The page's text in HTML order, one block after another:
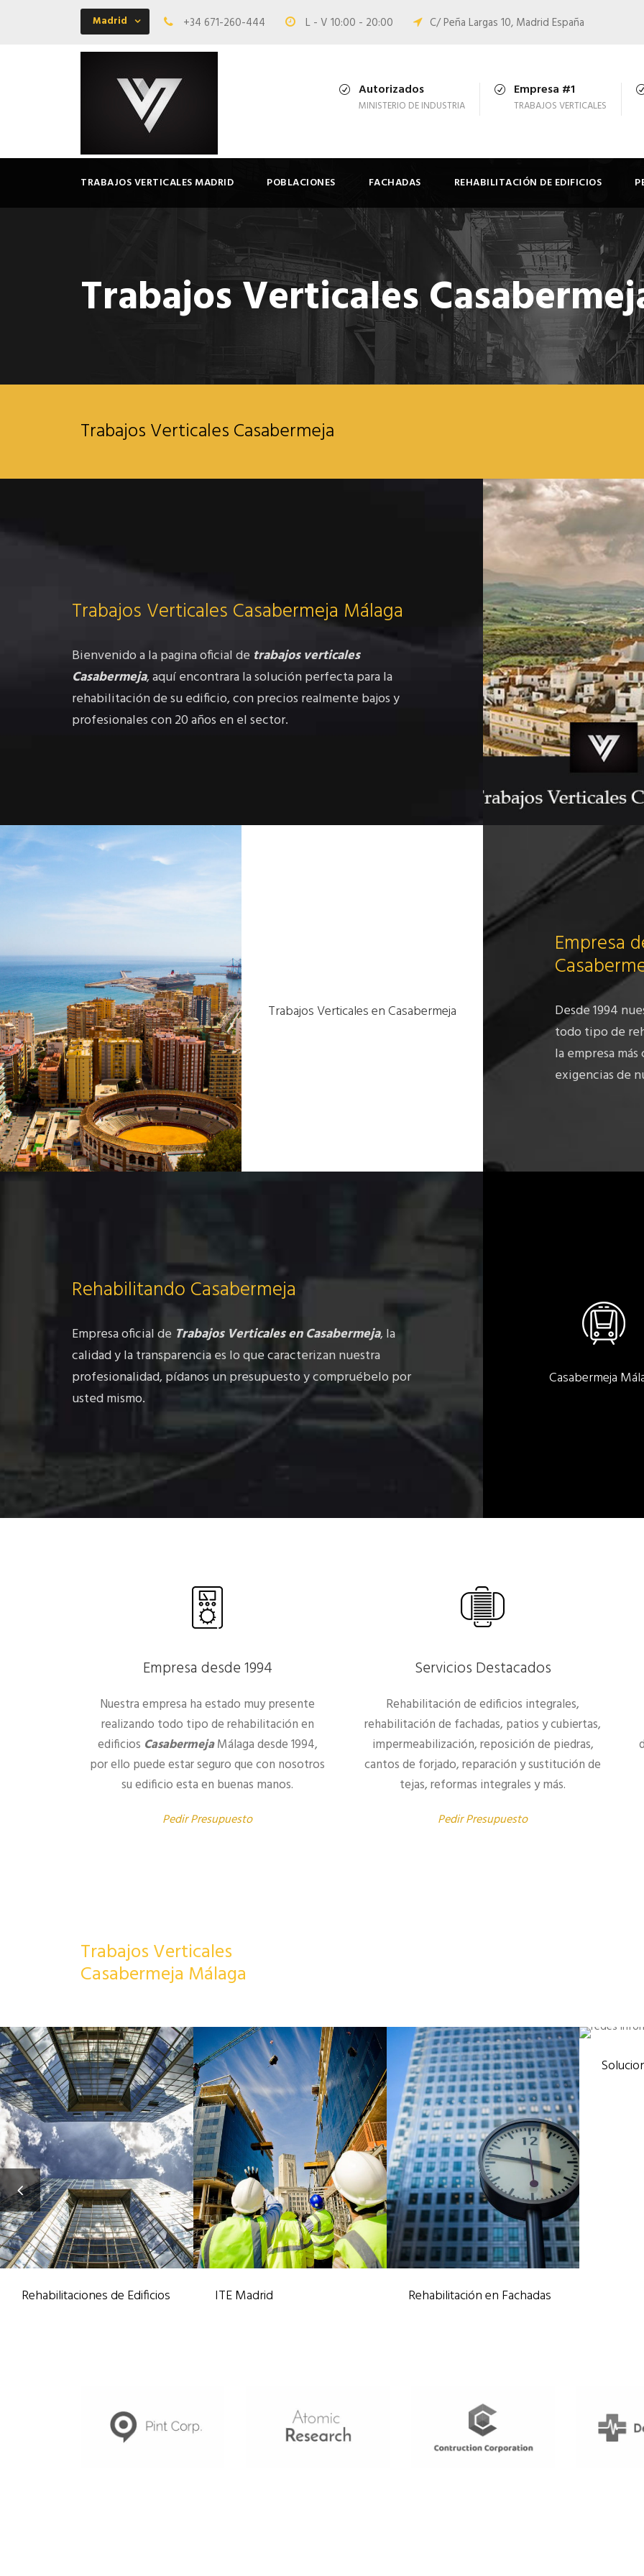
Madrid +34 671-260-444 L - V 10:00 - 20:00 C/ Peña Largas 10, Madrid España
Autorizados
MINISTERIO DE INDUSTRIA
Empresa #1
TRABAJOS VERTICALES
TRABAJOS VERTICALES MADRID POBLACIONES FACHADAS REHABILITACIÓN DE EDIFICIOS
Trabajos Verticales
Trabajos Verticales Casabermeja
Trabajos Verticales Casabermeja Málaga
Bienvenido a la pagina oficial de trabajos verticales
Casabermeja, aquí encontrara la solución perfecta para la
rehabilitación de su edificio, con precios realmente bajos y
profesionales con 20 años en el sector.
Trabajos Verticales en Casabermeja
Empresa
Desde 1994
todo tipo de
la empresa
exigencias de
Rehabilitando Casabermeja
Empresa oficial de Trabajos Verticales en Casabermeja, la
calidad y la transparencia es lo que caracterizan nuestra
profesionalidad, pídanos un presupuesto y compruébelo por
usted mismo.
Casabermeja
Empresa desde 1994
Nuestra empresa ha estado muy presente
realizando todo tipo de rehabilitación en
edificios CasabermejaMálaga desde 1994,
por ello puede estar seguro que con nosotros
su edificio esta en buenas manos.
Pedir Presupuesto
Servicios Destacados
Rehabilitación de edificios integrales,
rehabilitación de fachadas, patios y cubiertas,
impermeabilización, reposición de piedras,
cantos de forjado, reparación y sustitución de
tejas, reformas integrales y más.
Pedir Presupuesto
Trabajos Verticales
Casabermeja Málaga
REHABILITACIONES DE
EDIFICIOS
Rehabilitaciones de Edificios
ITE MADRID
ITE Madrid
REHABILITACIÓN EN
FACHADAS
Rehabilitación en Fachadas